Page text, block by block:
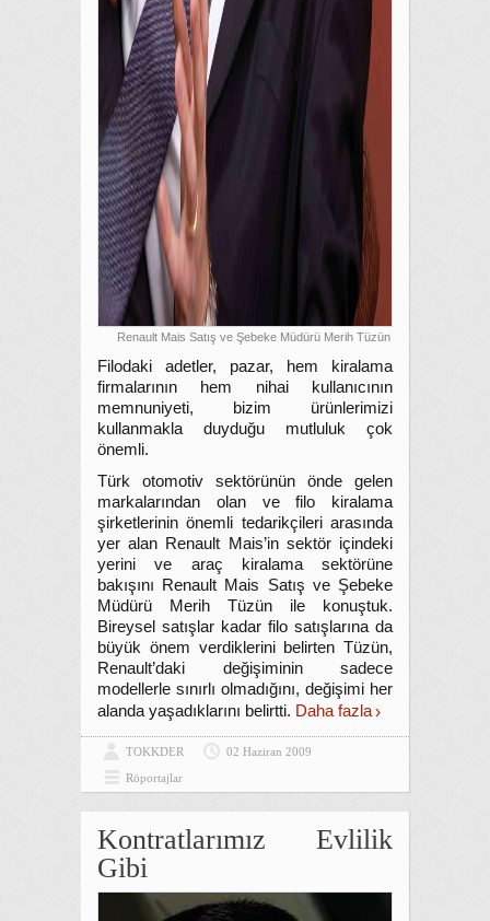
Renault Mais Satış ve Şebeke Müdürü Merih Tüzün
Filodaki adetler, pazar, hem kiralama
firmalarının hem nihai kullanıcının
memnuniyeti, bizim ürünlerimizi
kullanmakla duyduğu mutluluk çok
önemli.
Türk otomotiv sektörünün önde gelen
markalarından olan ve filo kiralama
şirketlerinin önemli tedarikçileri arasında
yer alan Renault Mais’in sektör içindeki
yerini ve araç kiralama sektörüne
bakışını Renault Mais Satış ve Şebeke
Müdürü Merih Tüzün ile konuştuk.
Bireysel satışlar kadar filo satışlarına da
büyük önem verdiklerini belirten Tüzün,
Renault’daki değişiminin sadece
modellerle sınırlı olmadığını, değişimi her
alanda yaşadıklarını belirtti. Daha fazla
TOKKDER
02 Haziran 2009
Röportajlar
Kontratlarımız Evlilik
Gibi